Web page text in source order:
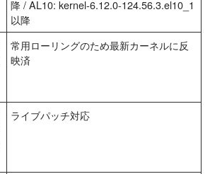
降 / AL10: kernel-6.12.0-124.56.3.el10_1
以降
常用ローリングのため最新カーネルに反
映済
ライブパッチ対応